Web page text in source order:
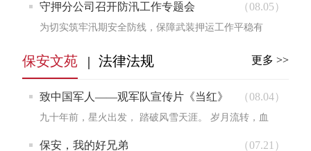
员开展...
守押分公司召开防汛工作专题会 （08.05）
为切实筑牢汛期安全防线，保障武装押运工作平稳有
工作专题...
保安文苑 法律法规 更多 >>
致中国军人——观军队宣传片《当红》
有感
（08.04）
九十年前，星火出发， 踏破风雪天涯。 岁月流转，血
脉未改， 一代一代，正值芳华。 何为当红？ 非是喧嚣
保安，我的好兄弟 （07.21）